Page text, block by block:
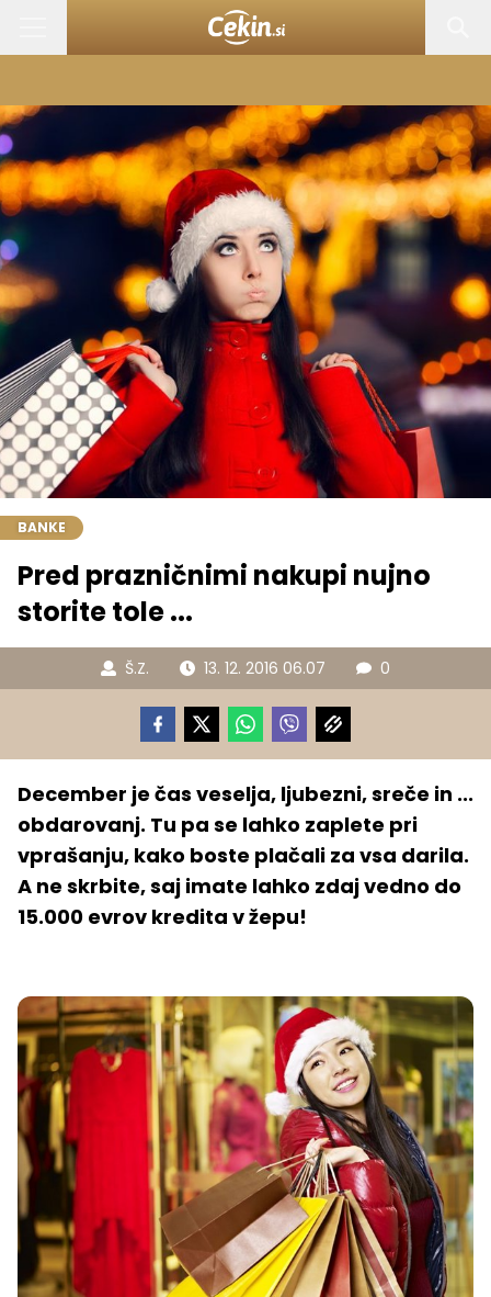
BANKE
Pred prazničnimi nakupi nujno
storite tole ...
Š.Z. 13. 12. 2016 06.07 0
December je čas veselja, ljubezni, sreče in ...
obdarovanj. Tu pa se lahko zaplete pri
vprašanju, kako boste plačali za vsa darila.
A ne skrbite, saj imate lahko zdaj vedno do
15.000 evrov kredita v žepu!